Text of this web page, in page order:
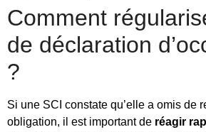
Comment
de déclaration
?
Si une SCI constate qu’elle a omis de
obligation, il est important de réagir